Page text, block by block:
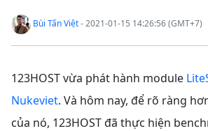
Bùi Tấn Việt- 2021-01-15 14:26:56 (GMT+7)
123HOST vừa phát hành module
Nukeviet. Và hôm nay, để rõ ràng
của nó, 123HOST đã thực hiện